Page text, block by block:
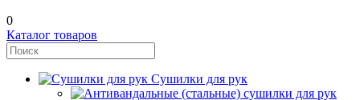
0
Каталог товаров
Сушилки для рук